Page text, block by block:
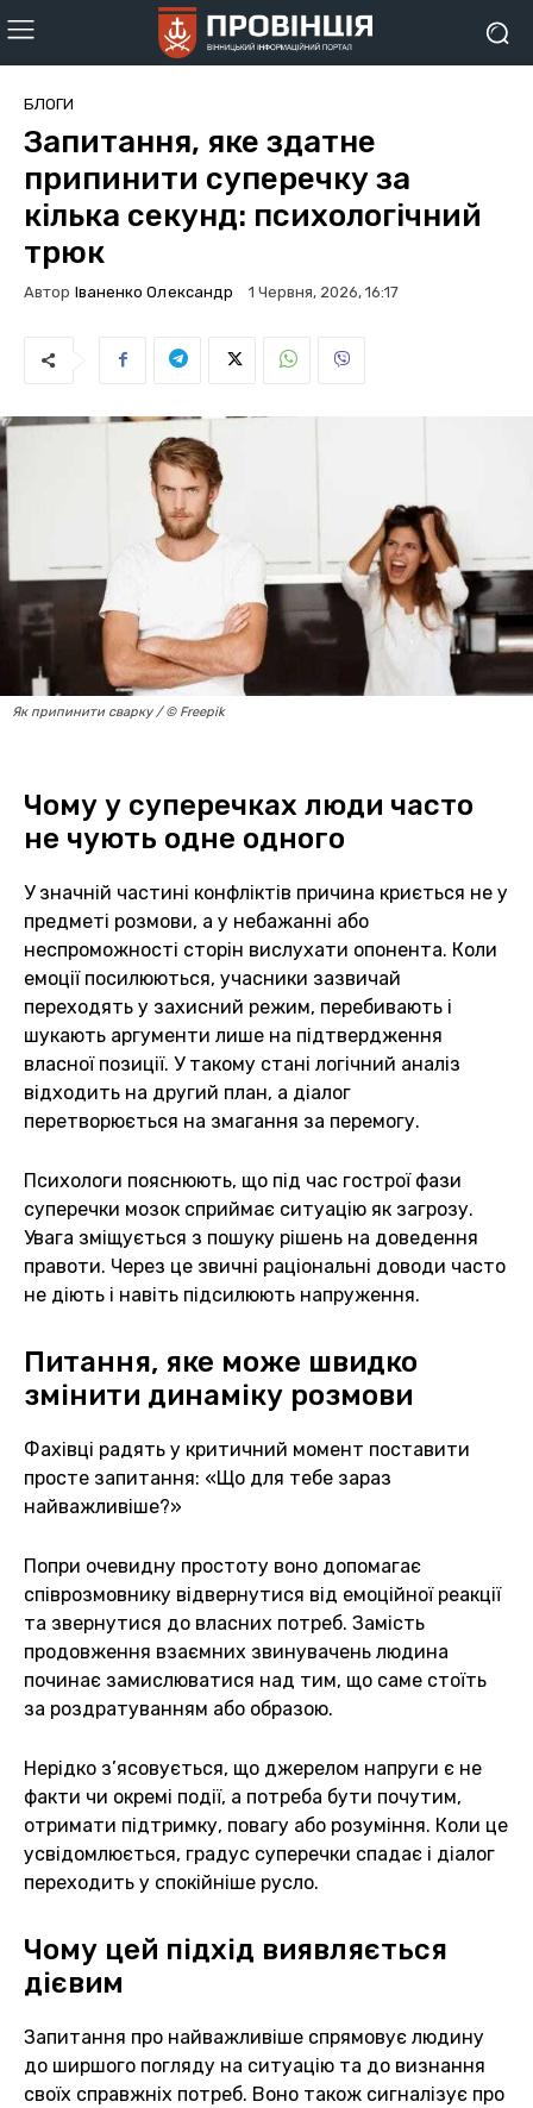
БЛОГИ
Запитання, яке здатне
припинити суперечку за
кілька секунд: психологічний
трюк
Автор Іваненко Олександр 1 Червня, 2026, 16:17
Як припинити сварку / © Freepik
Чому у суперечках люди часто
не чують одне одного
У значній частині конфліктів причина криється не у
предметі розмови, а у небажанні або
неспроможності сторін вислухати опонента. Коли
емоції посилюються, учасники зазвичай
переходять у захисний режим, перебивають і
шукають аргументи лише на підтвердження
власної позиції. У такому стані логічний аналіз
відходить на другий план, а діалог
перетворюється на змагання за перемогу.
Психологи пояснюють, що під час гострої фази
суперечки мозок сприймає ситуацію як загрозу.
Увага зміщується з пошуку рішень на доведення
правоти. Через це звичні раціональні доводи часто
не діють і навіть підсилюють напруження.
Питання, яке може швидко
змінити динаміку розмови
Фахівці радять у критичний момент поставити
просте запитання: «Що для тебе зараз
найважливіше?»
Попри очевидну простоту воно допомагає
співрозмовнику відвернутися від емоційної реакції
та звернутися до власних потреб. Замість
продовження взаємних звинувачень людина
починає замислюватися над тим, що саме стоїть
за роздратуванням або образою.
Нерідко з’ясовується, що джерелом напруги є не
факти чи окремі події, а потреба бути почутим,
отримати підтримку, повагу або розуміння. Коли це
усвідомлюється, градус суперечки спадає і діалог
переходить у спокійніше русло.
Чому цей підхід виявляється
дієвим
Запитання про найважливіше спрямовує людину
до ширшого погляду на ситуацію та до визнання
своїх справжніх потреб. Воно також сигналізує про